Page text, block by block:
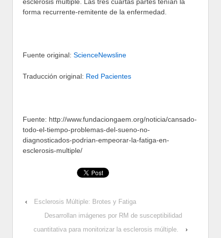
forma recurrente-remitente de la enfermedad.
Fuente original: ScienceNewsline
Traducción original: Red Pacientes
Fuente: http://www.fundaciongaem.org/noticia/cansado-
todo-el-tiempo-problemas-del-sueno-no-
diagnosticados-podrian-empeorar-la-fatiga-en-
esclerosis-multiple/
‹
Esclerosis Múltiple: Brotes y Fatiga
Desarrollan imágenes por RM de susceptibilidad
cuantitativa para monitorizar la esclerosis múltiple.
›